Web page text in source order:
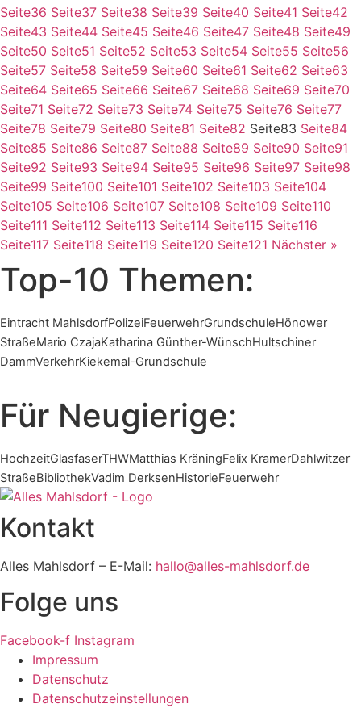
Seite36 Seite37 Seite38 Seite39 Seite40 Seite41 Seite42
Seite43 Seite44 Seite45 Seite46 Seite47 Seite48 Seite49
Seite50 Seite51 Seite52 Seite53 Seite54 Seite55 Seite56
Seite57 Seite58 Seite59 Seite60 Seite61 Seite62 Seite63
Seite64 Seite65 Seite66 Seite67 Seite68 Seite69 Seite70
Seite71 Seite72 Seite73 Seite74 Seite75 Seite76 Seite77
Seite78 Seite79 Seite80 Seite81 Seite82 Seite83 Seite84
Seite85 Seite86 Seite87 Seite88 Seite89 Seite90 Seite91
Seite92 Seite93 Seite94 Seite95 Seite96 Seite97 Seite98
Seite99 Seite100 Seite101 Seite102 Seite103 Seite104
Seite105 Seite106 Seite107 Seite108 Seite109 Seite110
Seite111 Seite112 Seite113 Seite114 Seite115 Seite116
Seite117 Seite118 Seite119 Seite120 Seite121 Nächster »
Top-10 Themen:
Eintracht MahlsdorfPolizeiFeuerwehrGrundschuleHönower
StraßeMario CzajaKatharina Günther-WünschHultschiner
DammVerkehrKiekemal-Grundschule
Für Neugierige:
HochzeitGlasfaserTHWMatthias KräningFelix KramerDahlwitzer
StraßeBibliothekVadim DerksenHistorieFeuerwehr
Kontakt
Alles Mahlsdorf – E-Mail: hallo@alles-mahlsdorf.de
Folge uns
Facebook-f Instagram
Impressum
Datenschutz
Datenschutzeinstellungen